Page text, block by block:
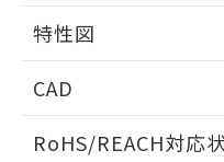
相互干渉
周囲金属の影響
特性図
検出物体の大きさと材質に
CAD
ドすることができます
RoHS/REACH対応
欄に対応日を記載
既に当社にて対
していることから
す。